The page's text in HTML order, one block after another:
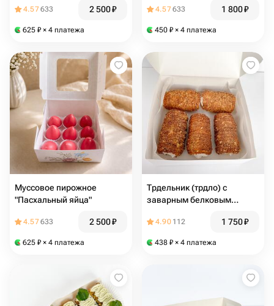
4.57633 2 500₽
625 ₽ × 4 платежа
4.57633 1 800₽
450 ₽ × 4 платежа
Муссовое пирожное
"Пасхальный яйца"
4.57633 2 500₽
625 ₽ × 4 платежа
Трдельник (трдло) с
заварным белковым
4.90 112 1 750₽
438 ₽ × 4 платежа